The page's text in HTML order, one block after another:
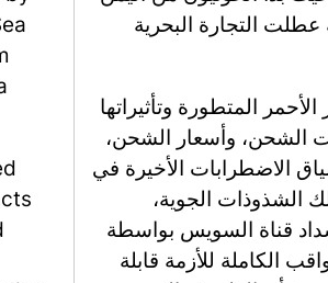
التجارة البحرية
المتطورة وتأثيراتها
الشحن، وأسعار الشحن،
الاضطرابات الأخيرة في
الشذوذات الجوية،
قناة السويس بواسطة
الكاملة للأزمة قابلة